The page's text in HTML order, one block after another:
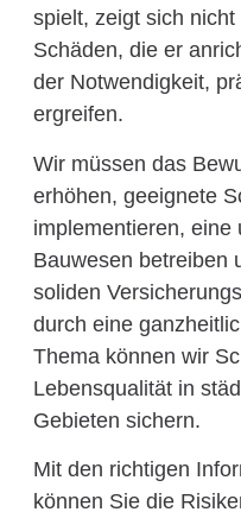
spielt, zeigt sich
Schäden, die er
der Notwendigkeit,
ergreifen.
Wir müssen das
erhöhen, geeignete
implementieren, eine
Bauwesen betreiben
soliden
durch eine
Thema können wir
Lebensqualität in
Gebieten sichern.
Mit den richtigen
können Sie die